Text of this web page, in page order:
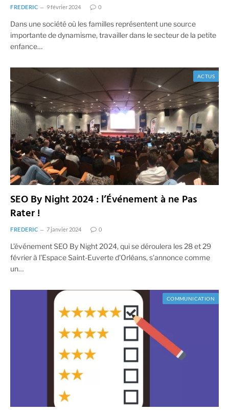
FREDERIC 9 février 2024 0
Dans une société où les familles représentent une source
importante de dynamisme, travailler dans le secteur de la petite
enfance…
ACTUS
SEO By Night 2024 : l’Événement à ne Pas
Rater !
FREDERIC 7 janvier 2024 0
L’événement SEO By Night 2024, qui se déroulera les 28 et 29
février à l’Espace Saint-Euverte d’Orléans, s’annonce comme
un…
COMMUNICATION